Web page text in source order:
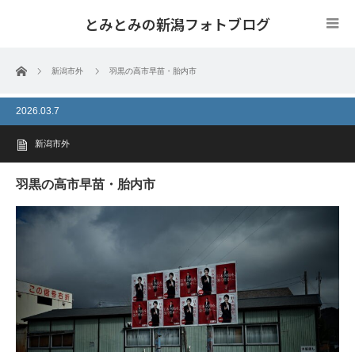
とみとみの新潟フォトブログ
ホーム 新潟市外 羽黒の高市早苗・胎内市
2026.03.7
新潟市外
羽黒の高市早苗・胎内市